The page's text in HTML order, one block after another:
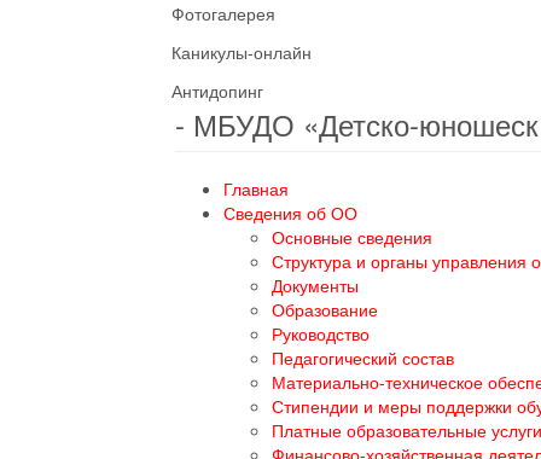
Фотогалерея
Каникулы-онлайн
Антидопинг
- МБУДО «Детско-
Главная
Сведения об ОО
Основные сведения
Структура и органы управления
Документы
Образование
Руководство
Педагогический состав
Материально-техническое
Стипендии и меры поддержки
Платные образовательные услуги